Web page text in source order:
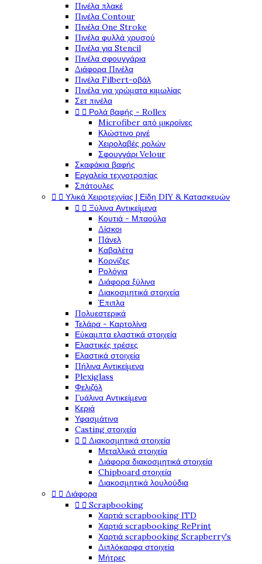
Πινέλα πλακέ
Πινέλα Contour
Πινέλα One Stroke
Πινέλα φυλλά χρυσού
Πινέλα για Stencil
Πινέλα σφουγγάρια
Διάφορα Πινέλα
Πινέλα Filbert-οβάλ
Πινέλα για χρώματα κιμωλίας
Σετ πινέλα
  Ρολά βαφής - Rollex
Microfiber από μικροίνες
Κλώστινο ριγέ
Χειρολαβές ρολών
Σφουγγάρι Velour
Σκαφάκια βαφής
Εργαλεία τεχνοτροπίας
Σπάτουλες
  Υλικά Χειροτεχνίας | Είδη DIY & Κατασκευών
  Ξύλινα Αντικείμενα
Κουτιά - Μπαούλα
Δίσκοι
Πάνελ
Καβαλέτα
Κορνίζες
Ρολόγια
Διάφορα ξύλινα
Διακοσμητικά στοιχεία
Έπιπλα
Πολυεστερικά
Τελάρα - Καρτολίνα
Εύκαμπτα ελαστικά στοιχεία
Ελαστικές τρέσες
Ελαστικά στοιχεία
Πήλινα Αντικείμενα
Plexiglass
Φελιζόλ
Γυάλινα Αντικείμενα
Κεριά
Υφασμάτινα
Casting στοιχεία
  Διακοσμητικά στοιχεία
Μεταλλικά στοιχεία
Διάφορα διακοσμητικά στοιχεία
Chipboard στοιχεία
Διακοσμητικά λουλούδια
  Διάφορα
  Scrapbooking
Χαρτιά scrapbooking ITD
Χαρτιά scrapbooking RePrint
Χαρτιά scrapbooking Scrapberry's
Διπλόκαρφα στοιχεία
Μήτρες